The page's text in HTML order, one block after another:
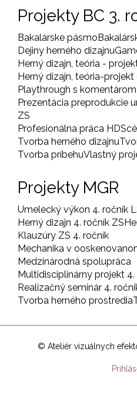
Projekty BC 3.
Bakalárske pásmo
Dejiny herného dizajnu
Herný dizajn, teória -
Herný dizajn, teória-projekt
Playthrough s komentárom
Prezentácia preprodukcie
ZS
Profesionálna práca HD
Tvorba herného dizajnu
Tvorba príbehuVlastný
Projekty MGR
Umelecký výkon 4. ročník
Herný dizajn 4. ročník ZS
Klauzúry ZS 4. ročník
Mechanika v
Medzinárodná spolupráca
Multidisciplinárny projekt 4.
Realizačný seminár 4.
Tvorba herného prostredia
© Ateliér vizuálnych